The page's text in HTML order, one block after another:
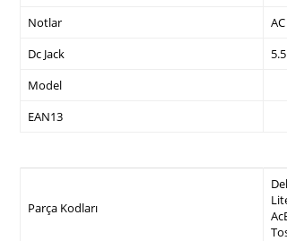
Notlar
Dc Jack
Model
EAN13
Parça Kodları